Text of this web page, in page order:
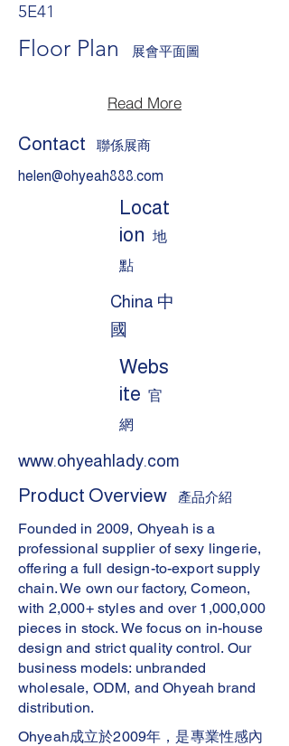
5E41
Floor Plan 展會平面圖
Read More
Contact
聯係展商
helen@ohyeah888.com
Locat
ion 地
點
China 中
國
Webs
ite 官
網
www.ohyeahlady.com
Product Overview 產品介紹
Founded in 2009, Ohyeah is a
professional supplier of sexy lingerie,
offering a full design-to-export supply
chain. We own our factory, Comeon,
with 2,000+ styles and over 1,000,000
pieces in stock. We focus on in-house
design and strict quality control. Our
business models: unbranded
wholesale, ODM, and Ohyeah brand
distribution.
Ohyeah成立於2009年，是專業性感內